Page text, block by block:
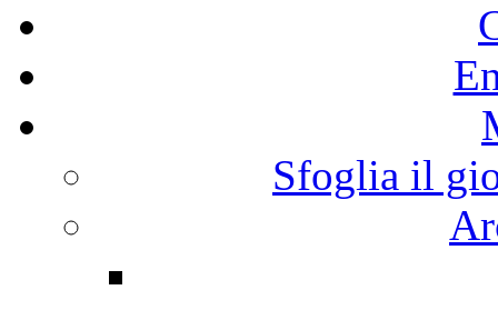
Sfoglia il